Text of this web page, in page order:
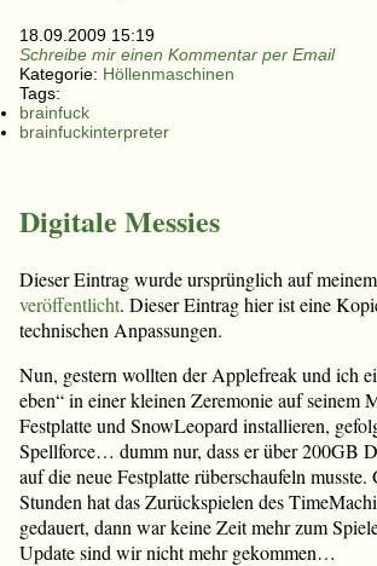
18.09.2009 15:19
Schreibe mir einen Kommentar per Email
Kategorie: Höllenmaschinen
Tags:
brainfuck
brainfuckinterpreter
Digitale Messies
Dieser Eintrag wurde ursprünglich auf meinem
veröffentlicht. Dieser Eintrag hier ist eine
technischen Anpassungen.
Nun, gestern wollten der Applefreak und ich
eben“ in einer kleinen Zeremonie auf seinem
Festplatte und SnowLeopard installieren,
Spellforce… dumm nur, dass er über 200GB
auf die neue Festplatte rüberschaufeln musste.
Stunden hat das Zurückspielen des
gedauert, dann war keine Zeit mehr zum
Update sind wir nicht mehr gekommen…